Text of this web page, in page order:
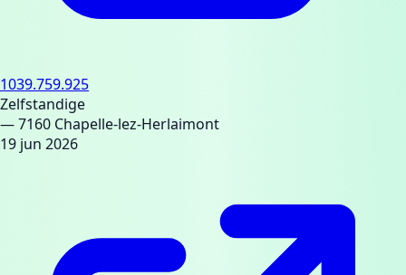
1039.759.925
Zelfstandige
— 7160 Chapelle-lez-Herlaimont
19 jun 2026